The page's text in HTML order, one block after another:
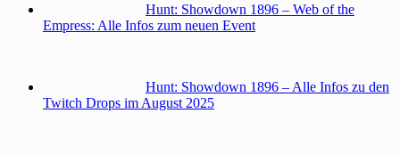
Hunt: Showdown 1896 – Web of the
Empress: Alle Infos zum neuen Event
Hunt: Showdown 1896 – Alle Infos zu den
Twitch Drops im August 2025